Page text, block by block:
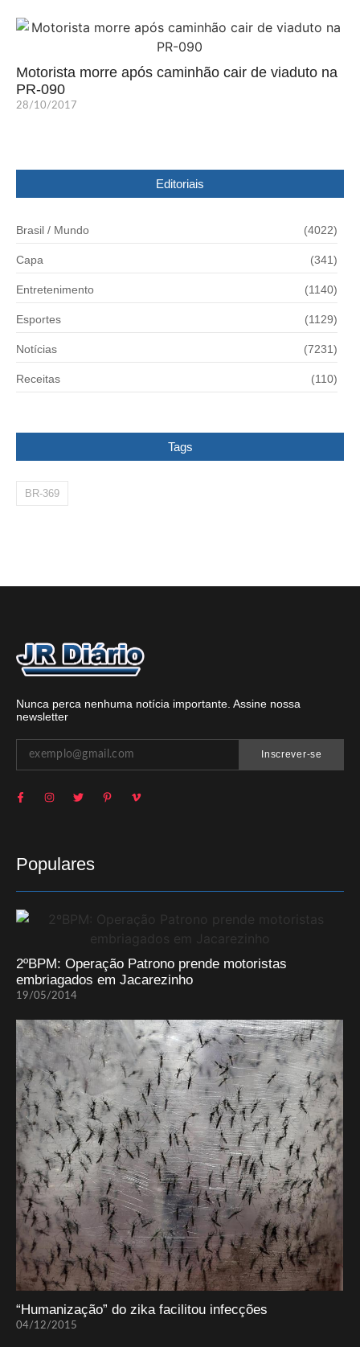
Motorista morre após caminhão cair de viaduto na
PR-090
28/10/2017
Editoriais
Brasil / Mundo (4022)
Capa (341)
Entretenimento (1140)
Esportes (1129)
Notícias (7231)
Receitas (110)
Tags
BR-369
Nunca perca nenhuma notícia importante. Assine nossa
newsletter
Inscrever-se
Populares
2ºBPM: Operação Patrono prende motoristas
embriagados em Jacarezinho
19/05/2014
“Humanização” do zika facilitou infecções
04/12/2015